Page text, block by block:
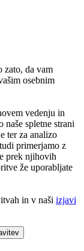
zato, da vam
osebnim
vedenju in
spletne strani
ter za analizo
primerjamo z
prek njihovih
že uporabljate
in v naši izjavi